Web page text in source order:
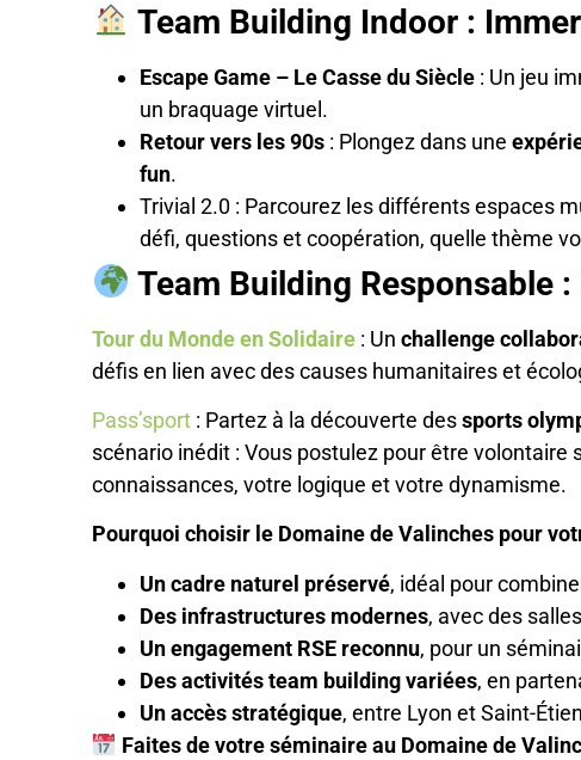
Team Building Indoor :
Escape Game – Le Casse du Siècle : Un jeu
un braquage virtuel.
Retour vers les 90s : Plongez dans une
fun.
Trivial 2.0 : Parcourez les différents espaces
défi, questions et coopération, quelle thème
Team Building Responsable
Tour du Monde en Solidaire : Unchallenge
défis en lien avec des causes humanitaires et
Pass’sport : Partez à la découverte dessports
scénario inédit : Vous postulez pour être
connaissances, votre logique et votre dynamisme.
Pourquoi choisir le Domaine de Valinches pour
Un cadre naturel préservé, idéal pour
Des infrastructures modernes, avec des
Un engagement RSE reconnu, pour un
Des activités team building variées, en
Un accès stratégique, entre Lyon et Saint-
Faites de votre séminaire au Domaine de